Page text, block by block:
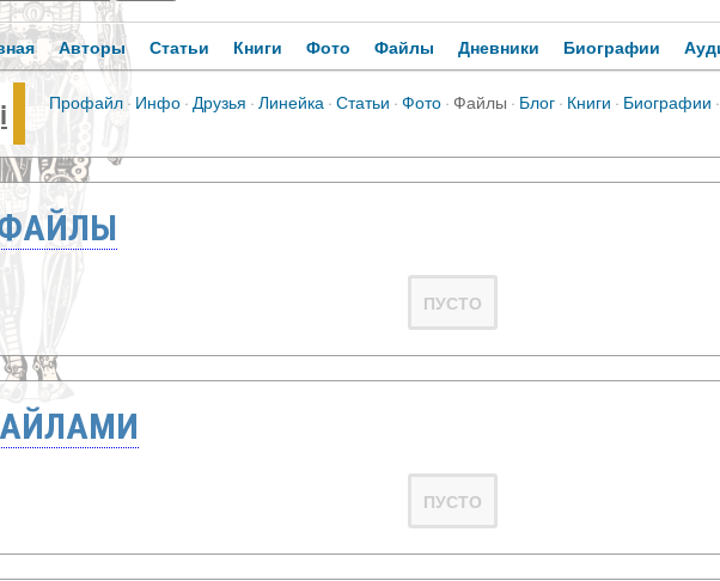
Авторы Статьи Книги Фото Файлы Дневники Биографии
Профайл· Инфо· Друзья ·Линейка ·Статьи ·Фото·Файлы · Блог· Книги · Биографии ·
ПУСТО
ПУСТО